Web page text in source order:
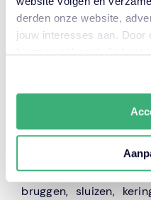
derden onze website,
jouw interesses aan. Door
hiermee akkoord. Je kunt
Technisch
Onze medewerkers
binnen projecten en
infrastructurele
bruggen, sluizen,